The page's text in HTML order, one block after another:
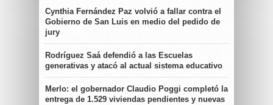
Cynthia Fernández Paz volvió a fallar contra el
Gobierno de San Luis en medio del pedido de
jury
Rodríguez Saá defendió a las Escuelas
generativas y atacó al actual sistema educativo
Merlo: el gobernador Claudio Poggi completó la
entrega de 1.529 viviendas pendientes y nuevas